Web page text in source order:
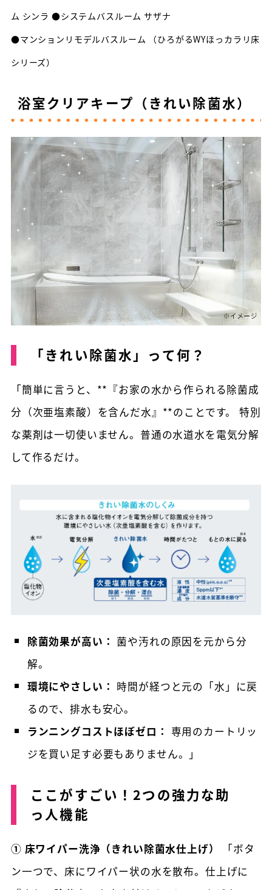
ム シンラ ●システムバスルーム サザナ
●マンションリモデルバスルーム （ひろがるWYほっカラリ床
シリーズ）
浴室クリアキープ（きれい除菌水）
「きれい除菌水」って何？
「簡単に言うと、**『お家の水から作られる除菌成
分（次亜塩素酸）を含んだ水』**のことです。 特別
な薬剤は一切使いません。普通の水道水を電気分解
して作るだけ。
除菌効果が高い： 菌や汚れの原因を元から分
解。
環境にやさしい： 時間が経つと元の「水」に戻
るので、排水も安心。
ランニングコストほぼゼロ： 専用のカートリッ
ジを買い足す必要もありません。」
ここがすごい！2つの強力な助
っ人機能
① 床ワイパー洗浄（きれい除菌水仕上げ）
「ボタ
ン一つで、床にワイパー状の水を散布。仕上げに